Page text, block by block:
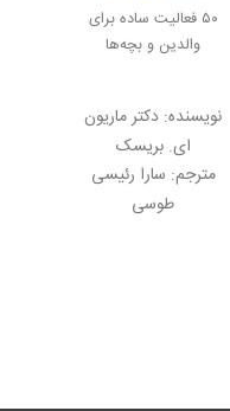
۵۰ فعالیت ساده برای
والدین و بچه‌ها
نویسنده: دکتر ماریون
ای. بریسک
مترجم: سارا رئیسی
طوسی